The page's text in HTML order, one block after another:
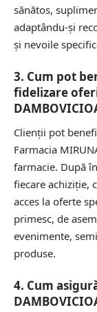
sănătos,
adaptându-și
și nevoile
3. Cum pot
fidelizare
Clienții pot
Farmacia
farmacie. După
fiecare achiziție,
acces la oferte
primesc, de
evenimente,
produse.
4. Cum